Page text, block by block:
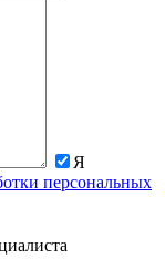
Я
персональных